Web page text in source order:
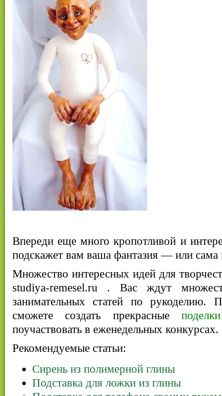
Впереди еще много кропотливой и
подскажет вам ваша фантазия — или сама
Множество интересных идей для
studiya-remesel.ru . Вас ждут
занимательных статей по рукоделию.
сможете создать прекрасные
поучаствовать в еженедельных конкурсах.
Рекомендуемые статьи:
Сирень из полимерной глины
Подставка для ложки из глины